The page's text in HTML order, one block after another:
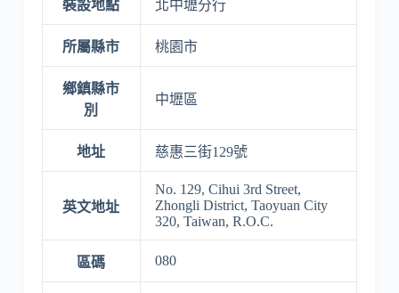
裝設地點 北中壢分行
所屬縣市 桃園市
鄉鎮縣市
別
中壢區
地址 慈惠三街129號
英文地址
No. 129, Cihui 3rd Street,
Zhongli District, Taoyuan City
320, Taiwan, R.O.C.
區碼 080